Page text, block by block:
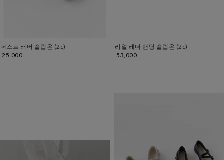
더스트 러버 슬립온 (2c)
25,000
리얼 레더 밴딩 슬립온 (2c)
53,000